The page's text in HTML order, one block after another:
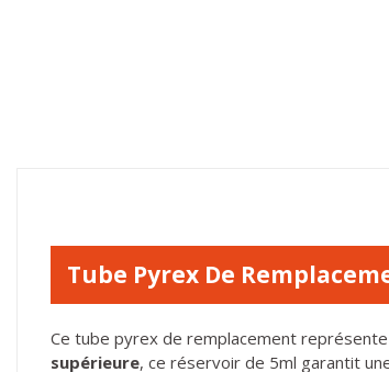
Tube Pyrex De
Ce tube pyrex de remplacement
supérieure, ce réservoir de 5ml garantit